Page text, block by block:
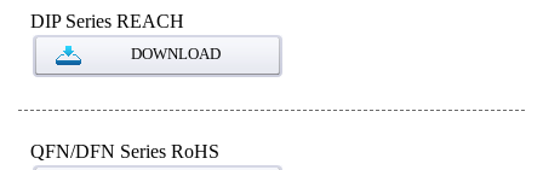
DIP Series REACH
DOWNLOAD
QFN/DFN Series RoHS